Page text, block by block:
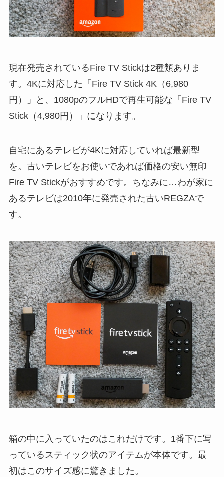
現在発売されているFire TV Stickは2種類ありま
す。4Kに対応した「Fire TV Stick 4K（6,980
円）」と、1080pのフルHDで再生可能な「Fire TV
Stick（4,980円）」になります。
自宅にあるテレビが4Kに対応していれば最新型
を。古いテレビをお使いであれば価格の安い無印
Fire TV Stickがおすすめです。ちなみに…わが家に
あるテレビは2010年に発売された古いREGZAで
す。
箱の中に入っていたのはこれだけです。1番下に写
っているスティック状のアイテムが本体です。最
初はこのサイズ感に驚きました。